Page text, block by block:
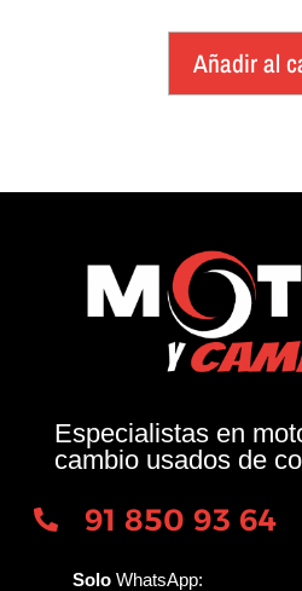
Añadir al
Especialistas en
cambio usados de
91 850 93 64
Solo WhatsApp: